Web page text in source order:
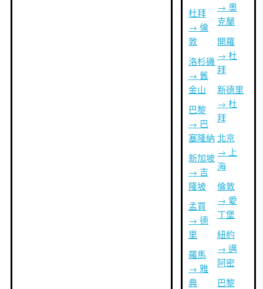
杜拜
→ 倫
敦
洛杉磯
→ 舊
金山
巴黎
→ 巴
塞隆納
新加坡
→ 吉
隆坡
孟買
→ 德
里
羅馬
→ 雅
典
→ 奧
克蘭
開羅
→ 杜
拜
新德里
→ 杜
拜
北京
→ 上
海
倫敦
→ 愛
丁堡
紐約
→ 邁
阿密
巴黎